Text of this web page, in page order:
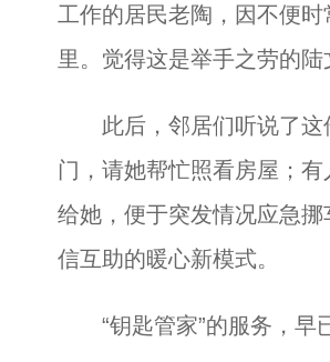
工作的居民老陶，因不便
里。觉得这是举手之劳的
此后，邻居们听说了这
门，请她帮忙照看房屋；
给她，便于突发情况应急
信互助的暖心新模式。
“钥匙管家”的服务，早已